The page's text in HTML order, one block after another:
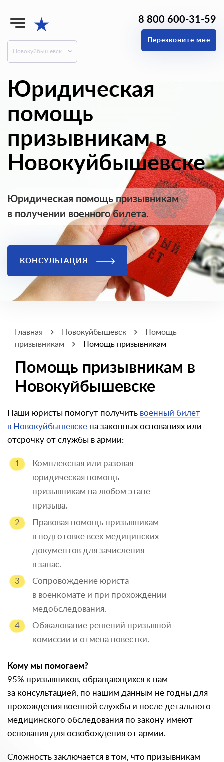
★
Новокуйбышевск
8 800 600-31-59
Перезвоните мне
Юридическая
помощь
призывникам в
Новокуйбышевске
Юридическая помощь призывникам
в получении военного билета.
КОНСУЛЬТАЦИЯ
Главная Новокуйбышевск
Помощь
призывникам
Помощь призывникам
Помощь призывникам в
Новокуйбышевске
Наши юристы помогут получить военный билет
в Новокуйбышевске на законных основаниях или
отсрочку от службы в армии:
Комплексная или разовая
юридическая помощь
призывникам на любом этапе
призыва.
Правовая помощь призывникам
в подготовке всех медицинских
документов для зачисления
в запас.
Сопровождение юриста
в военкомате и при прохождении
медобследования.
Обжалование решений призывной
комиссии и отмена повестки.
Кому мы помогаем?
95% призывников, обращающихся к нам
за консультацией, по нашим данным не годны для
прохождения военной службы и после детального
медицинского обследования по закону имеют
основания для освобождения от армии.
Сложность заключается в том, что призывникам